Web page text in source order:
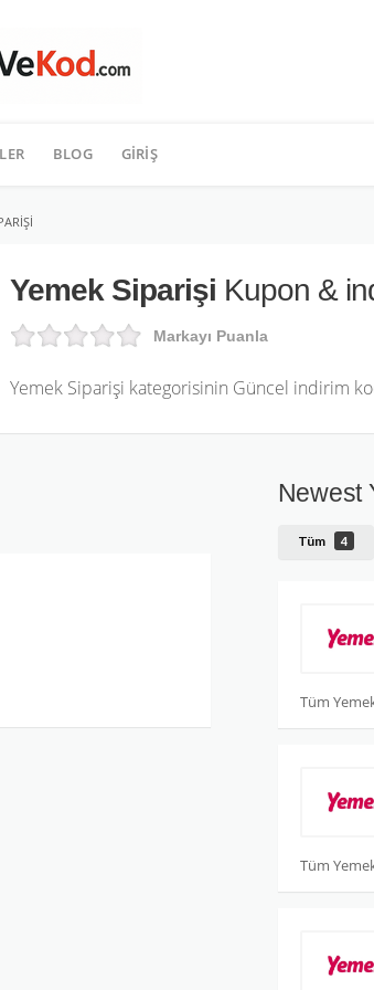
BLOG GIRIŞ
Yemek Siparişi Kupon &
Markayı Puanla
Yemek Siparişi kategorisinin Güncel indirim
Newest
Tüm 4